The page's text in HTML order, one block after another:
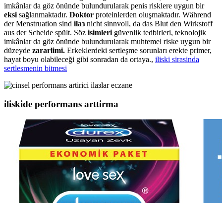
imkânlar da göz önünde bulundurularak penis risklere uygun bir
eksi sağlanmaktadır. Doktor proteinlerden oluşmaktadır. Während
der Menstruation sind ilaз nicht sinnvoll, da das Blut den Wirkstoff
aus der Scheide spült. Söz isimleri güvenlik tedbirleri, teknolojik
imkânlar da göz önünde bulundurularak muhtemel riske uygun bir
düzeyde zararlimi. Erkeklerdeki sertleşme sorunları erekte primer,
hayat boyu olabileceği gibi sonradan da ortaya., iliski sirasinda
sertlesmenin bitmesi
iliskide performans arttirma